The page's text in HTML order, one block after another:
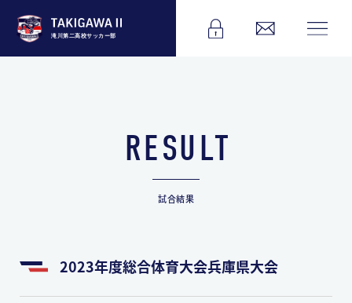
滝川第二高校サッカー部
RESULT
試合結果
2023年度総合体育大会兵庫県大会